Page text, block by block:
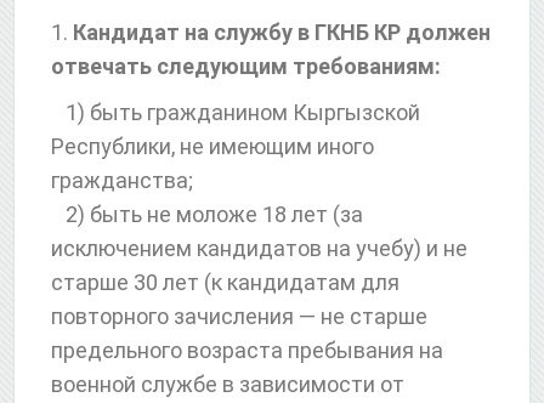
1. Кандидат на службу в ГКНБ КР должен
отвечать следующим требованиям:
1) быть гражданином Кыргызской
Республики, не имеющим иного
гражданства;
2) быть не моложе 18 лет (за
исключением кандидатов на учебу) и не
старше 30 лет (к кандидатам для
повторного зачисления — не старше
предельного возраста пребывания на
военной службе в зависимости от